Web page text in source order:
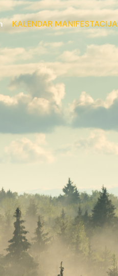
KALENDAR MANIFESTACIJA